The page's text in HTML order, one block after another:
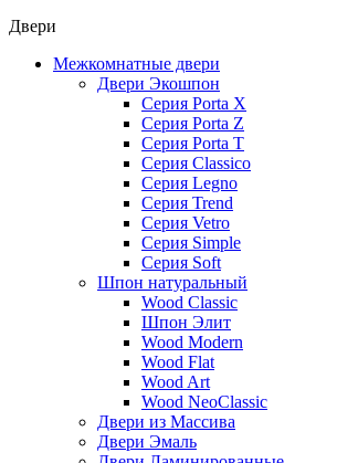
Двери
Межкомнатные двери
Двери Экошпон
Серия Porta X
Серия Porta Z
Серия Porta T
Серия Classico
Серия Legno
Серия Trend
Серия Vetro
Серия Simple
Серия Soft
Шпон натуральный
Wood Classic
Шпон Элит
Wood Modern
Wood Flat
Wood Art
Wood NeoClassic
Двери из Массива
Двери Эмаль